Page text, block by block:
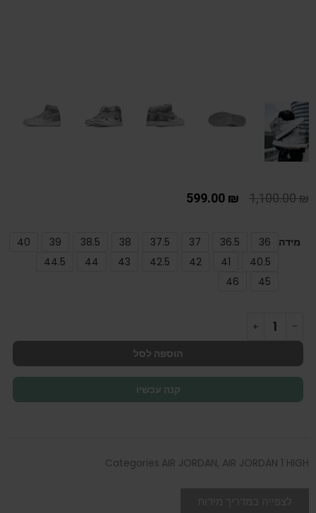
1,100.00₪
599.00 ₪
מידה 36
36.5
37
37.5
38
38.5
39
40
40.5
41
42
42.5
43
44
44.5
45
46
הוספה לסל
קנה עכשיו
Categories AIR JORDAN, AIR JORDAN 1 HIGH